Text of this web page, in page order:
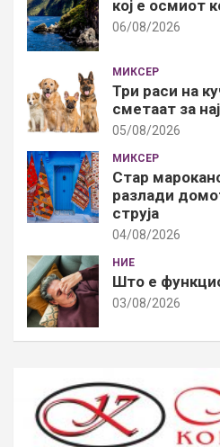
кој е осмиот
06/08/2026
МИКСЕР
Три раси на
сметаат за
05/08/2026
МИКСЕР
Стар
разлади
струја
04/08/2026
НИЕ
Што е
03/08/2026